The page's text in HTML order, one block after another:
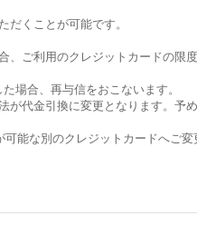
くことが可能です。
、ご利用のクレジットカードの限
場合、再与信をおこないます。
代金引換に変更となります。予め
能な別のクレジットカードへご変